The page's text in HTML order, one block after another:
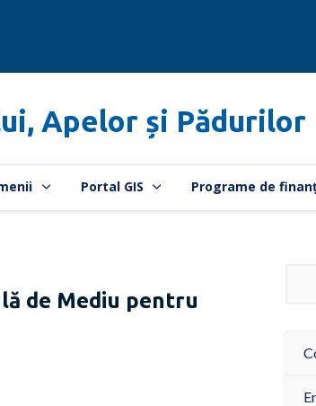
Apelor și Pădurilor
Portal GIS Programe de
de Mediu pentru